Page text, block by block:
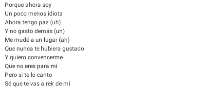
Porque ahora soy
Un poco menos idiota
Ahora tengo paz (uh)
Y no gasto demás (uh)
Me mudé a un lugar (ah)
Que nunca te hubiera gustado
Y quiero convencerme
Que no eres para mí
Pero si te lo canto
Sé que te vas a reír de mí